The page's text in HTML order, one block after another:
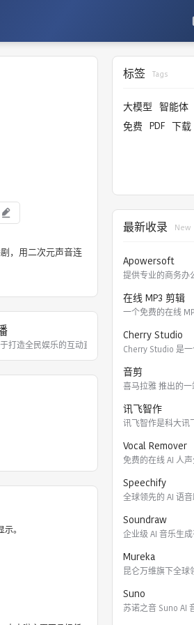
，用二次元声音连
打造全民娱乐的互动直播平台，以多样的美
。
标签 Tags
大模型 智能体
免费 PDF 下载
最新收录 New
Apowersoft
在线 MP3 剪辑
Cherry Studio
Cherry Studio 是
音剪
讯飞智作
Vocal Remover
Speechify
Soundraw
Mureka
Suno